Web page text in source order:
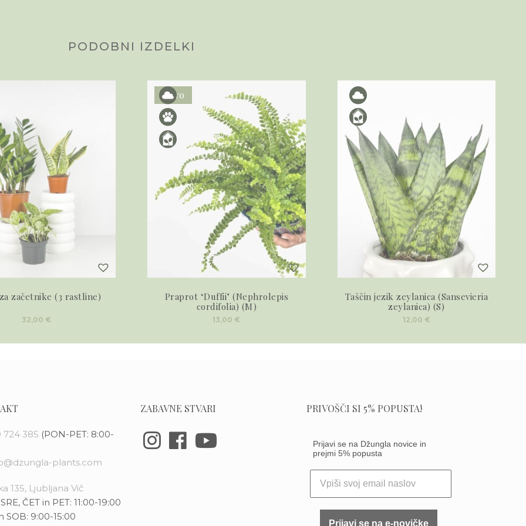
PODOBNI IZDELKI
začetnike (3 rastline)
32,00 €
Novo
Praprot ‘Duffii’ (Nephrolepis
cordifolia) (M)
13,00 €
Taščin jezik zeylanica (Sansevieria
zeylanica) (S)
12,00 €
724 385 (PON-PET: 8:00-
plants.com
135, Ljubljana Vič
ČET in PET: 11:00-19:00
SOB: 9:00-15:00
ZABAVNE STVARI PRIVOŠČI SI 5% POPUSTA!
Prijavi se na Džungla novice in
prejmi 5% popusta
Prijavi se na e-novičke